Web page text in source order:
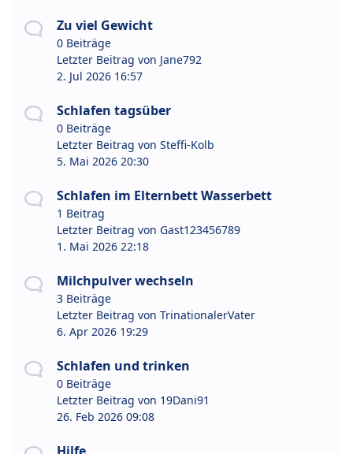
Zu viel Gewicht
0 Beiträge
Letzter Beitrag von Jane792
2. Jul 2026 16:57
Schlafen tagsüber
0 Beiträge
Letzter Beitrag von Steffi-Kolb
5. Mai 2026 20:30
Schlafen im Elternbett Wasserbett
1 Beitrag
Letzter Beitrag von Gast123456789
1. Mai 2026 22:18
Milchpulver wechseln
3 Beiträge
Letzter Beitrag von TrinationalerVater
6. Apr 2026 19:29
Schlafen und trinken
0 Beiträge
Letzter Beitrag von 19Dani91
26. Feb 2026 09:08